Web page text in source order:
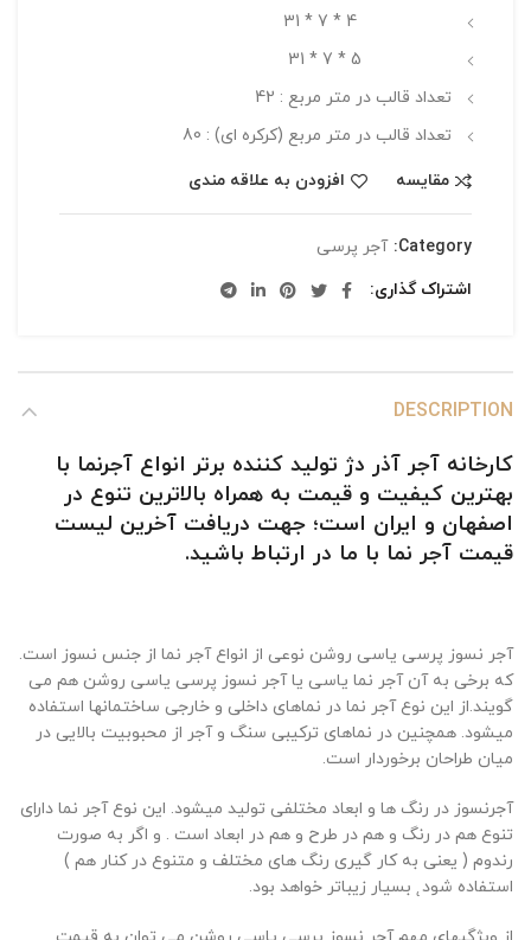
تعداد قالب در متر مربع : 42
تعداد قالب در متر مربع (کرکره ای) : 80
مقایسه
افزودن به علاقه مندی
Category: آجر پرسی
اشتراک گذاری
DESCRIPTION
کارخانه آجر آذر دژ تولید کننده برتر انواع آجرنما با
بهترین کیفیت و قیمت به همراه بالاترین تنوع در
اصفهان و ایران است؛ جهت دریافت آخرین لیست
قیمت آجر نما با ما در ارتباط باشید.
آجر نسوز پرسی یاسی روشن نوعی از انواع آجر نما از جنس نسوز است.
که برخی به آن آجر ‏نما یاسی یا آجر نسوز پرسی یاسی روشن هم می
گویند.‏‎از این نوع آجر نما در نماهای داخلی و خارجی ساختمانها استفاده
میشود. همچنین در نماهای ترکیبی ‎سنگ و آجر از محبوبیت بالایی در
میان طراحان برخوردار است.
آجرنسوز در رنگ ها و ابعاد مختلفی تولید میشود. این نوع آجر نما دارای
تنوع هم در رنگ و هم در طرح و هم در ابعاد است . و اگر به صورت
رندوم ( ‏یعنی به کار گیری رنگ های مختلف و متنوع در کنار هم )
استفاده شود˛ بسیار زیباتر خواهد ‏بود.‏‎